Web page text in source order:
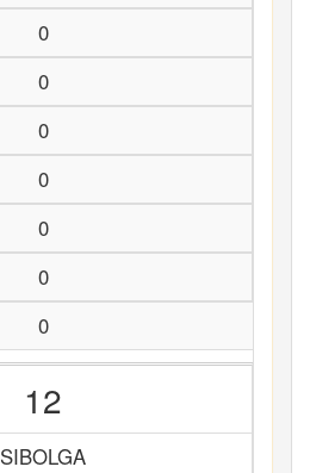
0
0
0
0
0
0
0
12
SIBOLGA